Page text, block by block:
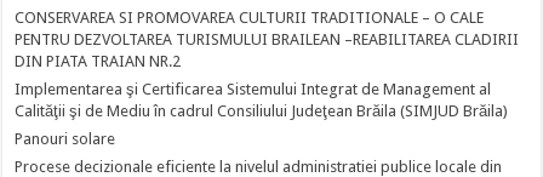
CONSERVAREA SI PROMOVAREA CULTURII TRADITIONALE – O CALE
PENTRU DEZVOLTAREA TURISMULUI BRAILEAN –REABILITAREA CLADIRII
DIN PIATA TRAIAN NR.2
Implementarea şi Certificarea Sistemului Integrat de Management al
Calităţii şi de Mediu în cadrul Consiliului Judeţean Brăila (SIMJUD Brăila)
Panouri solare
Procese decizionale eficiente la nivelul administratiei publice locale din